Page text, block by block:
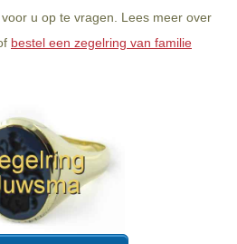
u op te vragen. Lees meer over
bestel een zegelring van familie